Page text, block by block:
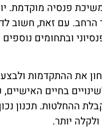
פנסיה מוקדמת.
הרחב. עם זאת, חשוב
ובתחומים נוספים
את ההתקדמות ולבצע
בחיים האישיים,
ההחלטות. תכנון
יותר.